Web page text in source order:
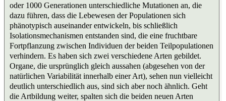
oder 1000 Generationen unterschiedliche Mutationen an, die
dazu führen, dass die Lebewesen der Populationen sich
phänotypisch auseinander entwickeln, bis schließlich
Isolationsmechanismen entstanden sind, die eine fruchtbare
Fortpflanzung zwischen Individuen der beiden Teilpopulationen
verhindern. Es haben sich zwei verschiedene Arten gebildet.
Organe, die ursprünglich gleich aussahen (abgesehen von der
natürlichen Variabilität innerhalb einer Art), sehen nun vielleicht
deutlich unterschiedlich aus, sind sich aber noch ähnlich. Geht
die Artbildung weiter, spalten sich die beiden neuen Arten